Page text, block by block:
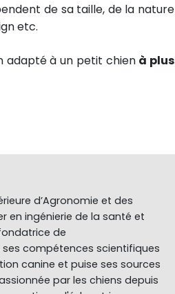
de sa taille, de la nature
etc.
adapté à un petit chien à plus
d’Agronomie et des
en ingénierie de la santé et
fondatrice de
compétences scientifiques
canine et puise ses sources
par les chiens depuis